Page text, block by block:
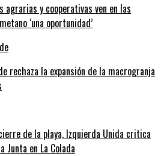
agrarias y cooperativas ven en las
‘una oportunidad’
rechaza la expansión de la macrogranja
de la playa, Izquierda Unida critica
Junta en La Colada